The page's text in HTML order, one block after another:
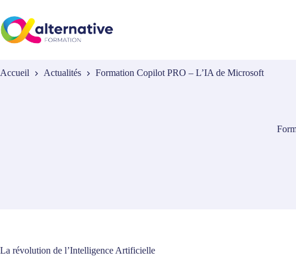
contenu
Accueil Actualités Formation Copilot PRO – L’IA de Microsoft
La révolution de l’Intelligence Artificielle